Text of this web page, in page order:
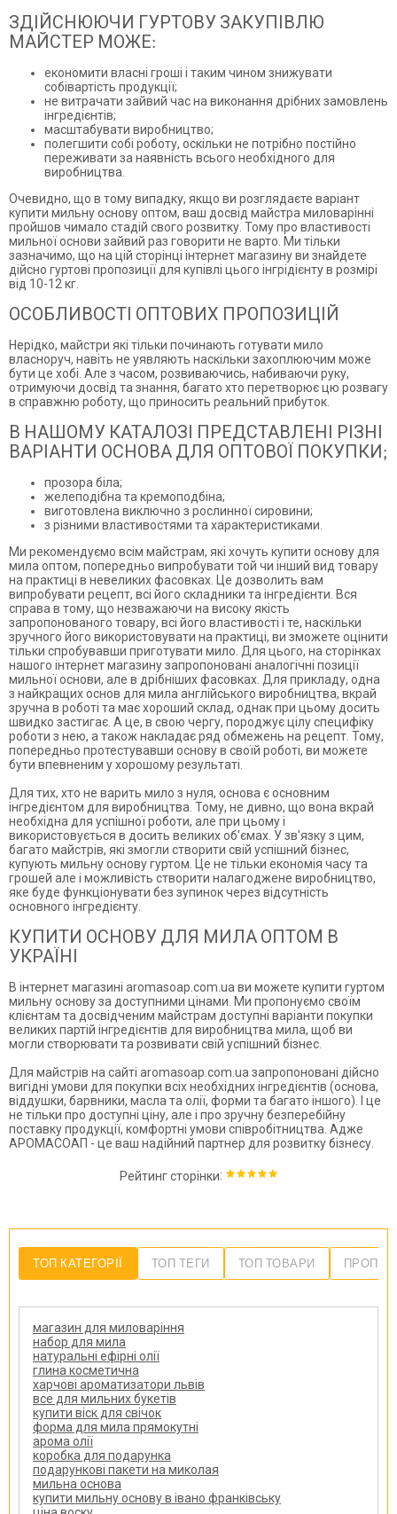
ЗДІЙСНЮЮЧИ ГУРТОВУ ЗАКУПІВЛЮ
МАЙСТЕР МОЖЕ:
економити власні гроші і таким чином знижувати
собівартість продукції;
не витрачати зайвий час на виконання дрібних замовлень
інгредієнтів;
масштабувати виробництво;
полегшити собі роботу, оскільки не потрібно постійно
переживати за наявність всього необхідного для
виробництва.
Очевидно, що в тому випадку, якщо ви розглядаєте варіант
купити мильну основу оптом, ваш досвід майстра миловарінні
пройшов чимало стадій свого розвитку. Тому про властивості
мильної основи зайвий раз говорити не варто. Ми тільки
зазначимо, що на цій сторінці інтернет магазину ви знайдете
дійсно гуртові пропозиції для купівлі цього інгрідієнту в розмірі
від 10-12 кг.
ОСОБЛИВОСТІ ОПТОВИХ ПРОПОЗИЦІЙ
Нерідко, майстри які тільки починають готувати мило
власноруч, навіть не уявляють наскільки захоплюючим може
бути це хобі. Але з часом, розвиваючись, набиваючи руку,
отримуючи досвід та знання, багато хто перетворює цю розвагу
в справжню роботу, що приносить реальний прибуток.
В НАШОМУ КАТАЛОЗІ ПРЕДСТАВЛЕНІ РІЗНІ
ВАРІАНТИ ОСНОВА ДЛЯ ОПТОВОЇ ПОКУПКИ;
прозора біла;
желеподібна та кремоподбіна;
виготовлена виключно з рослинної сировини;
з різними властивостями та характеристиками.
Ми рекомендуємо всім майстрам, які хочуть купити основу для
мила оптом, попередньо випробувати той чи інший вид товару
на практиці в невеликих фасовках. Це дозволить вам
випробувати рецепт, всі його складники та інгредієнти. Вся
справа в тому, що незважаючи на високу якість
запропонованого товару, всі його властивості і те, наскільки
зручного його використовувати на практиці, ви зможете оцінити
тільки спробувавши приготувати мило. Для цього, на сторінках
нашого інтернет магазину запропоновані аналогічні позиції
мильної основи, але в дрібніших фасовках. Для прикладу, одна
з найкращих основ для мила англійського виробництва, вкрай
зручна в роботі та має хороший склад, однак при цьому досить
швидко застигає. А це, в свою чергу, породжує цілу специфіку
роботи з нею, а також накладає ряд обмежень на рецепт. Тому,
попередньо протестувавши основу в своїй роботі, ви можете
бути впевненим у хорошому результаті.
Для тих, хто не варить мило з нуля, основа є основним
інгредієнтом для виробництва. Тому, не дивно, що вона вкрай
необхідна для успішної роботи, але при цьому і
використовується в досить великих об'ємах. У зв'язку з цим,
багато майстрів, які змогли створити свій успішний бізнес,
купують мильну основу гуртом. Це не тільки економія часу та
грошей але і можливість створити налагоджене виробництво,
яке буде функціонувати без зупинок через відсутність
основного інгредієнту.
КУПИТИ ОСНОВУ ДЛЯ МИЛА ОПТОМ В
УКРАЇНІ
В інтернет магазині aromasoap.com.ua ви можете купити гуртом
мильну основу за доступними цінами. Ми пропонуємо своїм
клієнтам та досвідченим майстрам доступні варіанти покупки
великих партій інгредієнтів для виробництва мила, щоб ви
могли створювати та розвивати свій успішний бізнес.
Для майстрів на сайті aromasoap.com.ua запропоновані дійсно
вигідні умови для покупки всіх необхідних інгредієнтів (основа,
віддушки, барвники, масла та олії, форми та багато іншого). І це
не тільки про доступні ціну, але і про зручну безперебійну
поставку продукції, комфортні умови співробітництва. Адже
АРОМАСОАП - це ваш надійний партнер для розвитку бізнесу.
Рейтинг сторінки:
ТОП КАТЕГОРІЇ ТОП ТЕГИ ТОП ТОВАРИ
магазин для миловаріння
набор для мила
натуральні ефірні олії
глина косметична
харчові ароматизатори львів
все для мильних букетів
купити віск для свічок
форма для мила прямокутні
арома олії
коробка для подарунка
подарункові пакети на миколая
мильна основа
купити мильну основу в івано франківську